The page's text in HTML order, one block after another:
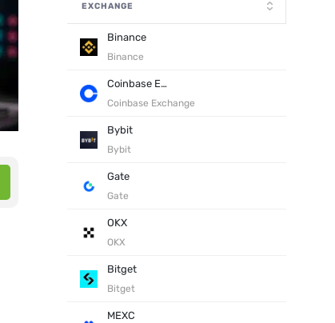
EXCHANGE
Binance
Binance
Coinbase Exchange
Coinbase Exchange
Bybit
Bybit
Gate
Gate
OKX
OKX
Bitget
Bitget
MEXC